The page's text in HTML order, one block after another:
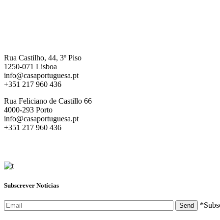
Rua Castilho, 44, 3º Piso
1250-071 Lisboa
info@casaportuguesa.pt
+351 217 960 436
Rua Feliciano de Castillo 66
4000-293 Porto
info@casaportuguesa.pt
+351 217 960 436
Subscrever Notícias
Send